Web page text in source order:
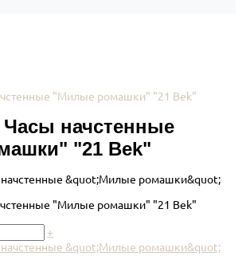
"Милые ромашки" "21 Bek"
Часы начстенные
"21 Bek"
"Милые ромашки" "21 Bek"
+